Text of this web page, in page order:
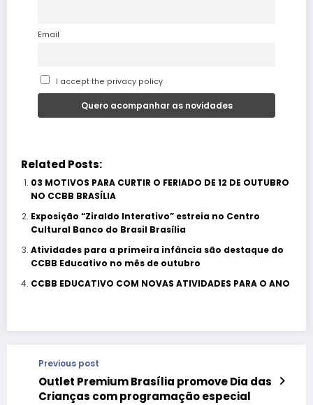
Email
I accept the privacy policy
Related Posts:
03 MOTIVOS PARA CURTIR O FERIADO DE 12 DE OUTUBRO
NO CCBB BRASÍLIA
Exposição “Ziraldo Interativo” estreia no Centro
Cultural Banco do Brasil Brasília
Atividades para a primeira infância são destaque do
CCBB Educativo no mês de outubro
CCBB EDUCATIVO COM NOVAS ATIVIDADES PARA O ANO
Previous post
Outlet Premium Brasília promove Dia das
Crianças com programação especial